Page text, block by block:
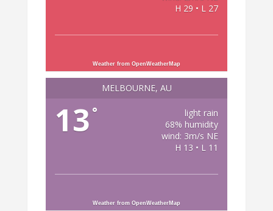
H 29 • L 27
Weather from OpenWeatherMap
MELBOURNE, AU
13 °
light rain
68% humidity
wind: 3m/s NE
H 13 • L 11
Weather from OpenWeatherMap